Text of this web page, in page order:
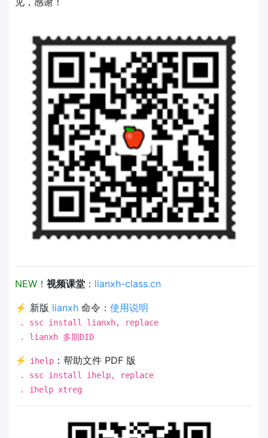
NEW！ 视频课堂 ： lianxh-class.cn
⚡ 新版 lianxh 命令： 使用说明
. ssc install lianxh, replace
. lianxh 多期DID
⚡ ihelp ：帮助文件 PDF 版
. ssc install ihelp, replace
. ihelp xtreg